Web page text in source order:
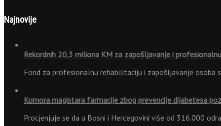
Najnovije
Rekordnih 20,3 miliona KM za zapošljavanje i
Fond za profesionalnu rehabilitaciju i zapošljavanje osoba
Komora magistara farmacije zbog prevencije dijabetesa
Procjenjuje se da u Bosni i Hercegovini više od 316.000